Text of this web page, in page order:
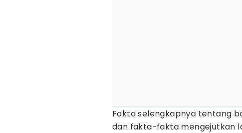
Fakta selengkapnya tentang
dan fakta-fakta mengejutkan